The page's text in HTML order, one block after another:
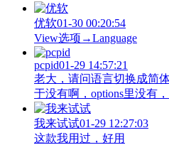
优软01-30 00:20:54
View‌选项→Language
pcpid01-29 14:57:21
老大，请问语言切换成简
于没有啊，options里没有
我来试试01-29 12:27:03
这款我用过，好用